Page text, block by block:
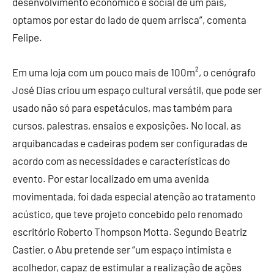
optamos por estar do lado de quem arrisca”, comenta
Felipe.
Em uma loja com um pouco mais de 100m², o cenógrafo
José Dias criou um espaço cultural versátil, que pode ser
usado não só para espetáculos, mas também para
cursos, palestras, ensaios e exposições. No local, as
arquibancadas e cadeiras podem ser configuradas de
acordo com as necessidades e características do
evento. Por estar localizado em uma avenida
movimentada, foi dada especial atenção ao tratamento
acústico, que teve projeto concebido pelo renomado
escritório Roberto Thompson Motta. Segundo Beatriz
Castier, o Abu pretende ser “um espaço intimista e
acolhedor, capaz de estimular a realização de ações